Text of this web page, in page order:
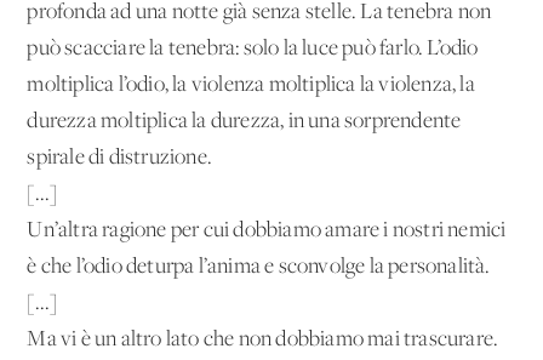
profonda ad una notte già senza stelle. La tenebra non
può scacciare la tenebra: solo la luce può farlo. L’odio
moltiplica l’odio, la violenza moltiplica la violenza, la
durezza moltiplica la durezza, in una sorprendente
spirale di distruzione.
[...]
Un’altra ragione per cui dobbiamo amare i nostri nemici
è che l’odio deturpa l’anima e sconvolge la personalità.
[...]
Ma vi è un altro lato che non dobbiamo mai trascurare.